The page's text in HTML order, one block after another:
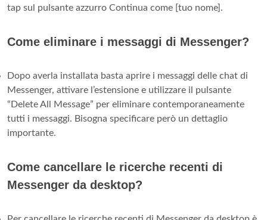
tap sul pulsante azzurro Continua come [tuo nome].
Come eliminare i messaggi di Messenger?
Dopo averla installata basta aprire i messaggi delle chat di
Messenger, attivare l’estensione e utilizzare il pulsante
“Delete All Message” per eliminare contemporaneamente
tutti i messaggi. Bisogna specificare però un dettaglio
importante.
Come cancellare le ricerche recenti di
Messenger da desktop?